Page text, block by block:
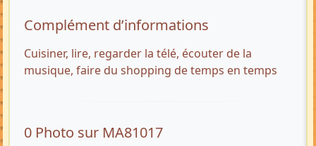
Complément d’informations
Cuisiner, lire, regarder la télé, écouter de la
musique, faire du shopping de temps en temps
0 Photo sur MA81017